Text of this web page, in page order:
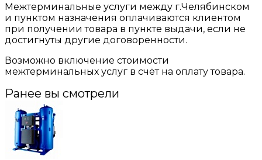
Межтерминальные услуги между г.Челябинском
и пунктом назначения оплачиваются клиентом
при получении товара в пункте выдачи, если не
достигнуты другие договоренности.
Возможно включение стоимости
межтерминальных услуг в счёт на оплату товара.
Ранее вы смотрели